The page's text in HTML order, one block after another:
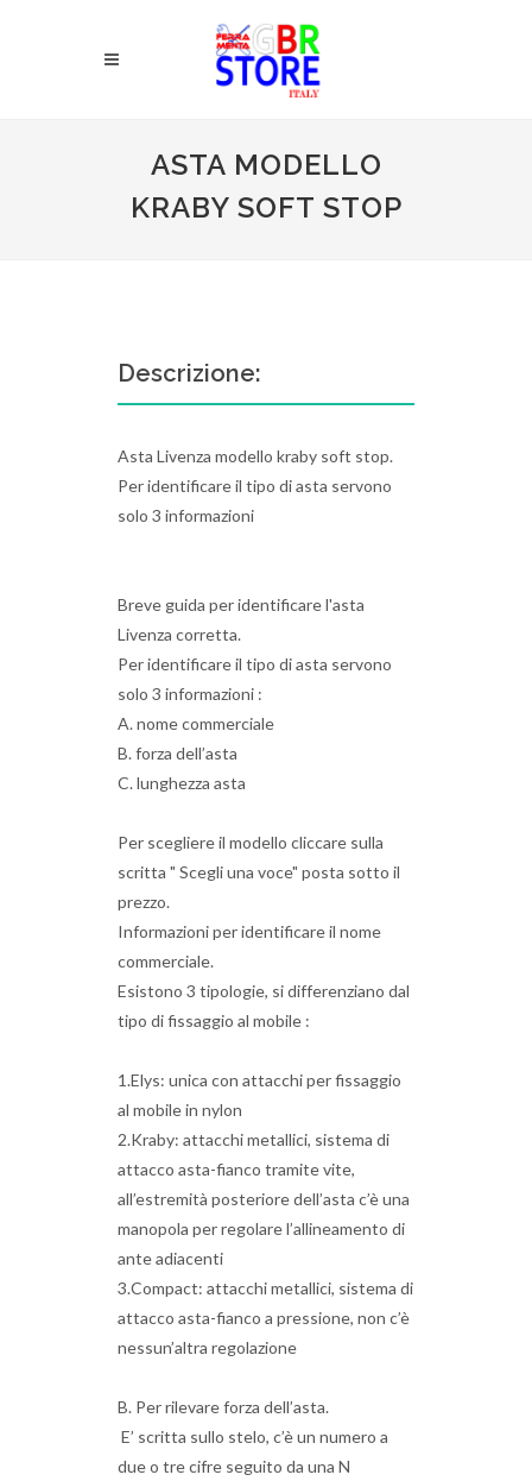
ASTA MODELLO
KRABY SOFT STOP
Descrizione:
Asta Livenza modello kraby soft stop.
Per identificare il tipo di asta servono
solo 3 informazioni
Breve guida per identificare l'asta
Livenza corretta.
Per identificare il tipo di asta servono
solo 3 informazioni :
A. nome commerciale
B. forza dell’asta
C. lunghezza asta
Per scegliere il modello cliccare sulla
scritta " Scegli una voce" posta sotto il
prezzo.
Informazioni per identificare il nome
commerciale.
Esistono 3 tipologie, si differenziano dal
tipo di fissaggio al mobile :
1.Elys: unica con attacchi per fissaggio
al mobile in nylon
2.Kraby: attacchi metallici, sistema di
attacco asta-fianco tramite vite,
all’estremità posteriore dell’asta c’è una
manopola per regolare l’allineamento di
ante adiacenti
3.Compact: attacchi metallici, sistema di
attacco asta-fianco a pressione, non c’è
nessun’altra regolazione
B. Per rilevare forza dell’asta.
E’ scritta sullo stelo, c’è un numero a
due o tre cifre seguito da una N